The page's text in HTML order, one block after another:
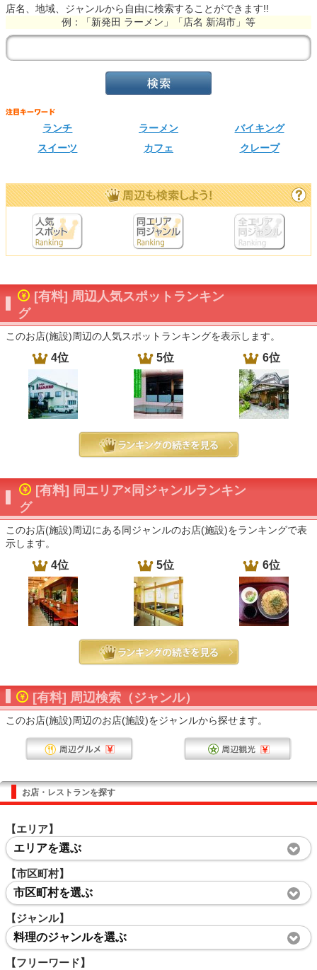
店名、地域、ジャンルから自由に検索することができます!!
例：「新発田 ラーメン」「店名 新潟市」等
ランチ ラーメン
バイキング
スイーツ
カフェ クレープ
[有料] 周辺人気スポットランキン
グ
このお店(施設)周辺の人気スポットランキングを表示します。
4位 5位 6位
[有料] 同エリア×同ジャンルランキン
グ
このお店(施設)周辺にある同ジャンルのお店(施設)をランキングで表
示します。
4位 5位 6位
[有料] 周辺検索（ジャンル）
このお店(施設)周辺のお店(施設)をジャンルから探せます。
お店・レストランを探す
【エリア】
エリアを選ぶ
【市区町村】
市区町村を選ぶ
【ジャンル】
料理のジャンルを選ぶ
【フリーワード】